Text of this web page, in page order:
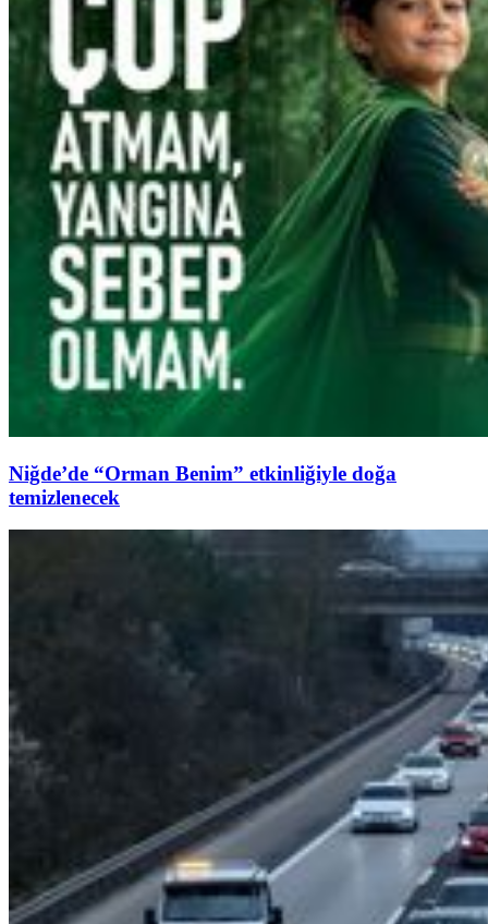
Niğde’de “Orman Benim” etkinliğiyle doğa
temizlenecek